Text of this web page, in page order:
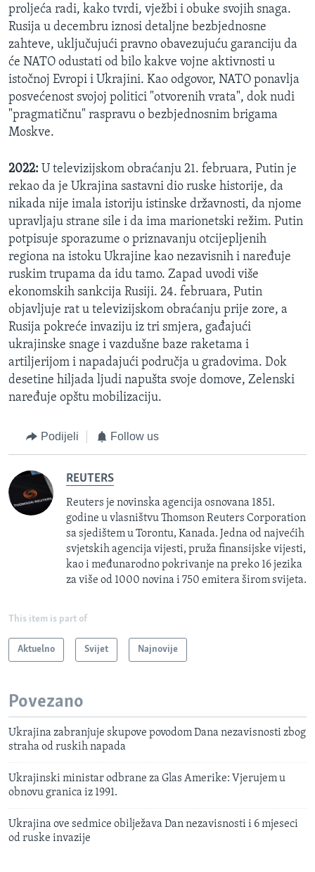
proljeća radi, kako tvrdi, vježbi i obuke svojih snaga.
Rusija u decembru iznosi detaljne bezbjednosne
zahteve, uključujući pravno obavezujuću garanciju da
će NATO odustati od bilo kakve vojne aktivnosti u
istočnoj Evropi i Ukrajini. Kao odgovor, NATO ponavlja
posvećenost svojoj politici "otvorenih vrata", dok nudi
"pragmatičnu" raspravu o bezbjednosnim brigama
Moskve.
2022: U televizijskom obraćanju 21. februara, Putin je
rekao da je Ukrajina sastavni dio ruske historije, da
nikada nije imala istoriju istinske državnosti, da njome
upravljaju strane sile i da ima marionetski režim. Putin
potpisuje sporazume o priznavanju otcijepljenih
regiona na istoku Ukrajine kao nezavisnih i naređuje
ruskim trupama da idu tamo. Zapad uvodi više
ekonomskih sankcija Rusiji. 24. februara, Putin
objavljuje rat u televizijskom obraćanju prije zore, a
Rusija pokreće invaziju iz tri smjera, gađajući
ukrajinske snage i vazdušne baze raketama i
artiljerijom i napadajući područja u gradovima. Dok
desetine hiljada ljudi napušta svoje domove, Zelenski
naređuje opštu mobilizaciju.
Podijeli Follow us
REUTERS
Reuters je novinska agencija osnovana 1851.
godine u vlasništvu Thomson Reuters Corporation
sa sjedištem u Torontu, Kanada. Jedna od najvećih
svjetskih agencija vijesti, pruža finansijske vijesti,
kao i međunarodno pokrivanje na preko 16 jezika
za više od 1000 novina i 750 emitera širom svijeta.
This item is part of
Aktuelno Svijet Najnovije
Povezano
Ukrajina zabranjuje skupove povodom Dana nezavisnosti zbog
straha od ruskih napada
Ukrajinski ministar odbrane za Glas Amerike: Vjerujem u
obnovu granica iz 1991.
Ukrajina ove sedmice obilježava Dan nezavisnosti i 6 mjeseci
od ruske invazije